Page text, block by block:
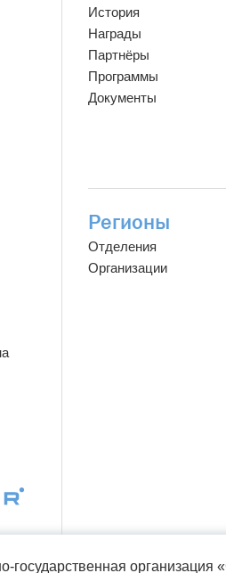
История
Награды
Партнёры
Программы
Документы
Регионы
Отделения
Организации
государственная